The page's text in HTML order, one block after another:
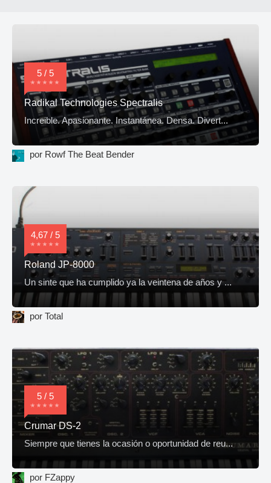
5 / 5
Radikal Technologies Spectralis
Increible. Apasionante. Instantánea. Densa. Divert...
por Rowf The Beat Bender
4,67 / 5
Roland JP-8000
Un sinte que ha cumplido ya la veintena de años y ...
por Total
5 / 5
Crumar DS-2
Siempre que tienes la ocasión o oportunidad de reu...
por FZappy